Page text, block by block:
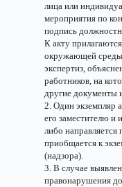
лица или
мероприятия по
подпись
К акту
окружающей
экспертиз,
работников, на
другие документы
2. Один экземпляр
его заместителю и
либо
приобщается к
(надзора).
3. В случае
правонарушения